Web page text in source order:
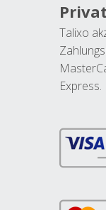
Talixo
Express.